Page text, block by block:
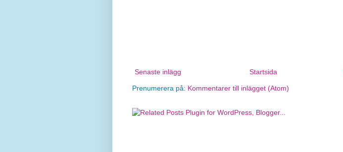
Senaste inlägg Startsida
Prenumerera på: Kommentarer till inlägget (Atom)